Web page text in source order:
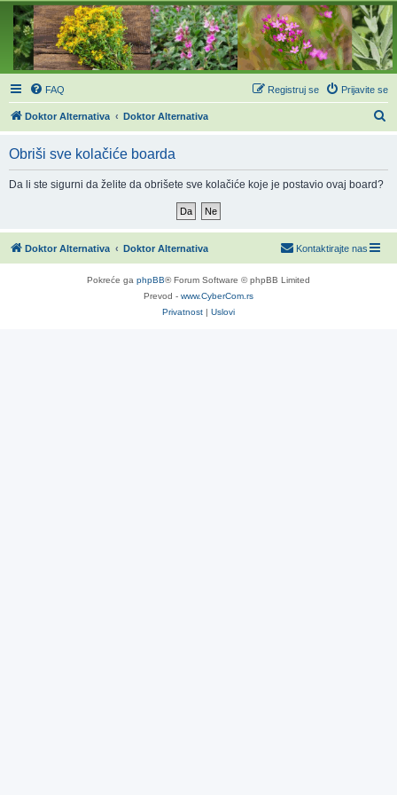
FAQ Prijavite se
Registruj se
Doktor Alternativa Doktor Alternativa
a
Obriši sve kolačiće boarda
Da li ste sigurni da želite da obrišete sve kolačiće koje je postavio ovaj board?
Doktor Alternativa Doktor Alternativa Kontaktirajte nas
Pokreće ga phpBB® Forum Software © phpBB Limited
Prevod - www.CyberCom.rs
Privatnost | Uslovi